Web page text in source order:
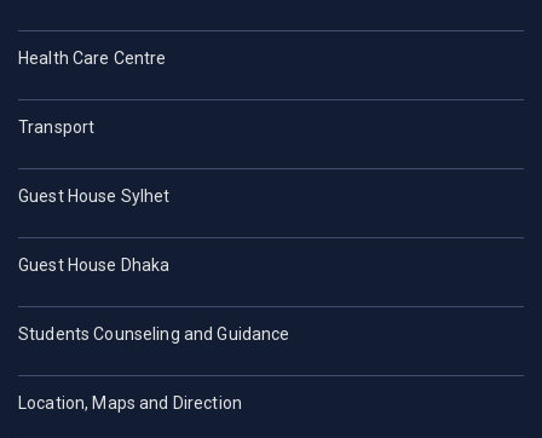
Health Care Centre
Transport
Guest House Sylhet
Guest House Dhaka
Students Counseling and Guidance
Location, Maps and Direction